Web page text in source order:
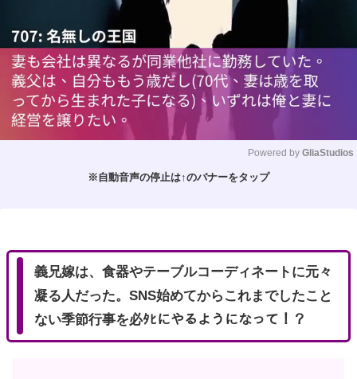
Powered by GliaStudios
※自動音声の停止は↑のバナーをタップ
義兄嫁は、食器やテーブルコーディネートに元々
凝る人だった。SNS始めてからこれまでしたこと
ない季節行事を必ﾀﾋにやるようになって！？